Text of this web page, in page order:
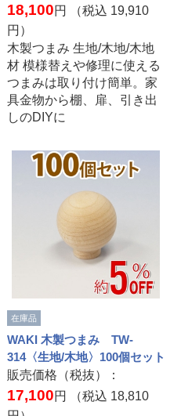
18,100円 （税込 19,910
円）
木製つまみ 生地/木地/木地
材 模様替えや修理に使える
つまみは取り付け簡単。家
具金物から棚、扉、引き出
しのDIYに
在庫品
WAKI 木製つまみ TW-
314〈生地/木地〉100個セット
販売価格（税抜）：
17,100円 （税込 18,810